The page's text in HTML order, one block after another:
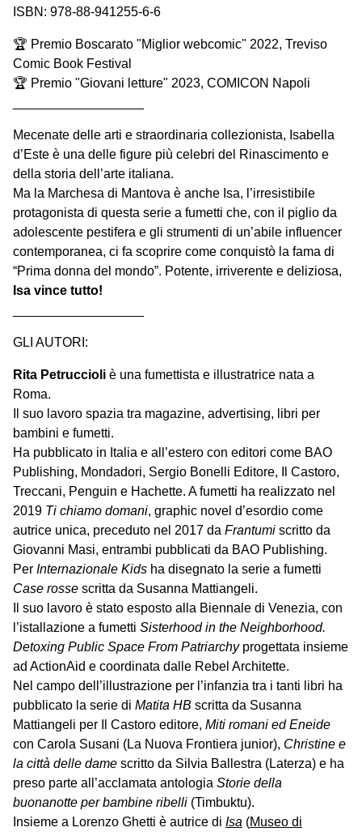
ISBN: 978-88-941255-6-6
🏆 Premio Boscarato "Miglior webcomic" 2022, Treviso
Comic Book Festival
🏆 Premio "Giovani letture" 2023, COMICON Napoli
Mecenate delle arti e straordinaria collezionista, Isabella
d’Este è una delle figure più celebri del Rinascimento e
della storia dell’arte italiana.
Ma la Marchesa di Mantova è anche Isa, l’irresistibile
protagonista di questa serie a fumetti che, con il piglio da
adolescente pestifera e gli strumenti di un’abile influencer
contemporanea, ci fa scoprire come conquistò la fama di
“Prima donna del mondo”. Potente, irriverente e deliziosa,
Isa vince tutto!
GLI AUTORI:
Rita Petruccioli è una fumettista e illustratrice nata a
Roma.
Il suo lavoro spazia tra magazine, advertising, libri per
bambini e fumetti.
Ha pubblicato in Italia e all’estero con editori come BAO
Publishing, Mondadori, Sergio Bonelli Editore, Il Castoro,
Treccani, Penguin e Hachette. A fumetti ha realizzato nel
2019 Ti chiamo domani, graphic novel d’esordio come
autrice unica, preceduto nel 2017 da Frantumi scritto da
Giovanni Masi, entrambi pubblicati da BAO Publishing.
Per Internazionale Kids ha disegnato la serie a fumetti
Case rosse scritta da Susanna Mattiangeli.
Il suo lavoro è stato esposto alla Biennale di Venezia, con
l’istallazione a fumetti Sisterhood in the Neighborhood.
Detoxing Public Space From Patriarchyprogettata insieme
ad ActionAid e coordinata dalle Rebel Architette.
Nel campo dell’illustrazione per l’infanzia tra i tanti libri ha
pubblicato la serie di Matita HB scritta da Susanna
Mattiangeli per Il Castoro editore, Miti romani ed Eneide
con Carola Susani (La Nuova Frontiera junior), Christine e
la città delle dame scritto da Silvia Ballestra (Laterza) e ha
preso parte all’acclamata antologia Storie della
buonanotte per bambine ribelli (Timbuktu).
Insieme a Lorenzo Ghetti è autrice di Isa (Museo di